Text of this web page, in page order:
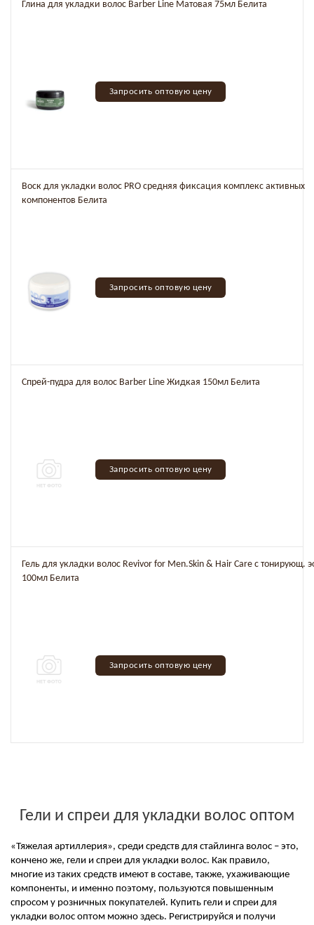
Глина для укладки волос Barber Line Матовая 75мл Белита
Запросить оптовую цену
Воск для укладки волос PRO средняя фиксация комплекс активных
компонентов Белита
Запросить оптовую цену
Спрей-пудра для волос Barber Line Жидкая 150мл Белита
Запросить оптовую цену
Гель для укладки волос Revivor for Men.Skin & Hair Care с тонирующ.
100мл Белита
Запросить оптовую цену
Гели и спреи для укладки волос оптом
«Тяжелая артиллерия», среди средств для стайлинга волос – это,
кончено же, гели и спреи для укладки волос. Как правило,
многие из таких средств имеют в составе, также, ухаживающие
компоненты, и именно поэтому, пользуются повышенным
спросом у розничных покупателей. Купить гели и спреи для
укладки волос оптом можно здесь. Регистрируйся и получи